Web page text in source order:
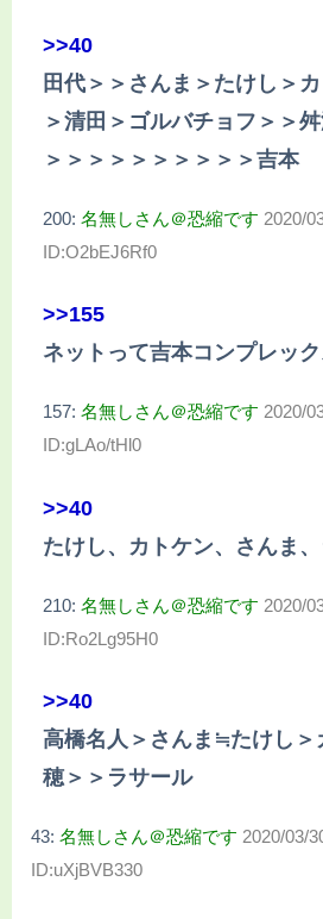
>>40
田代＞＞さんま＞たけし＞
＞清田＞ゴルバチョフ＞＞
＞＞＞＞＞＞＞＞＞＞吉本
200: 名無しさん＠恐縮です 2020/
ID:O2bEJ6Rf0
>>155
ネットって吉本コンプレッ
157: 名無しさん＠恐縮です 2020/
ID:gLAo/tHl0
>>40
たけし、カトケン、さんま
210: 名無しさん＠恐縮です 2020/
ID:Ro2Lg95H0
>>40
高橋名人＞さんま≒たけし
穂＞＞ラサール
43: 名無しさん＠恐縮です 2020/03/
ID:uXjBVB330